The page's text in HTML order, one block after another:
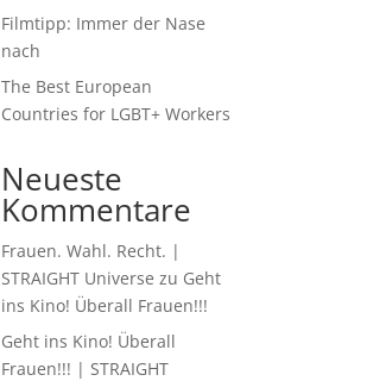
Filmtipp: Immer der Nase
nach
The Best European
Countries for LGBT+ Workers
Neueste
Kommentare
Frauen. Wahl. Recht. |
STRAIGHT Universe zu Geht
ins Kino! Überall Frauen!!!
Geht ins Kino! Überall
Frauen!!! | STRAIGHT